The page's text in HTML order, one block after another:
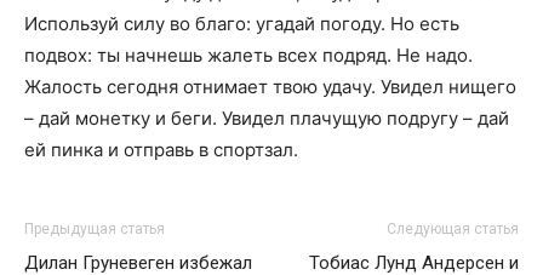
Используй силу во благо: угадай погоду. Но есть
подвох: ты начнешь жалеть всех подряд. Не надо.
Жалость сегодня отнимает твою удачу. Увидел нищего
– дай монетку и беги. Увидел плачущую подругу – дай
ей пинка и отправь в спортзал.
Предыдущая статья
Дилан Груневеген избежал
Следующая статья
Тобиас Лунд Андерсен и